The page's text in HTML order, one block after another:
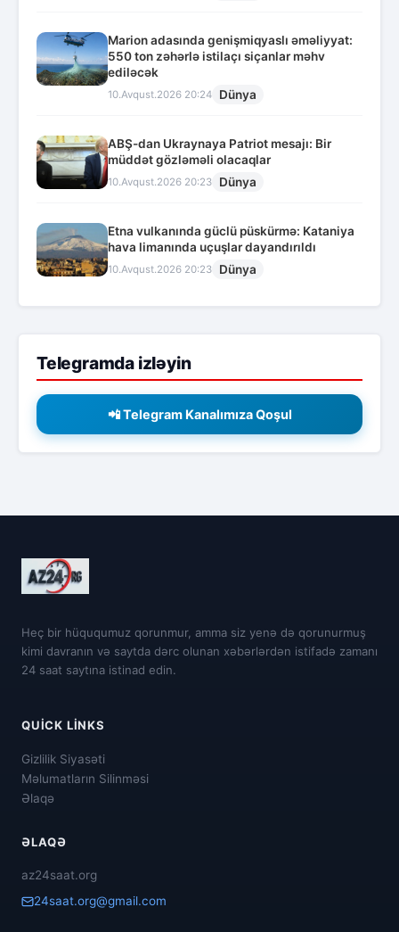
Marion adasında genişmiqyaslı əməliyyat:
550 ton zəhərlə istilaçı siçanlar məhv
ediləcək
10.Avqust.2026 20:24 Dünya
ABŞ-dan Ukraynaya Patriot mesajı: Bir
müddət gözləməli olacaqlar
10.Avqust.2026 20:23 Dünya
Etna vulkanında güclü püskürmə: Kataniya
hava limanında uçuşlar dayandırıldı
10.Avqust.2026 20:23 Dünya
Telegramda izləyin
📲 Telegram Kanalımıza Qoşul
Heç bir hüququmuz qorunmur, amma siz yenə də qorunurmuş
kimi davranın və saytda dərc olunan xəbərlərdən istifadə zamanı
24 saat saytına istinad edin.
QUICK LINKS
Gizlilik Siyasəti
Məlumatların Silinməsi
Əlaqə
ƏLAQƏ
az24saat.org
24saat.org@gmail.com